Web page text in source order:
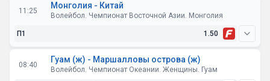
11:25
Монголия - Китай
Волейбол. Чемпионат Восточной Азии. Монголия
П1 1.50
08:40
Гуам (ж) - Маршалловы острова (ж)
Волейбол. Чемпионат Океании. Женщины. Гуам